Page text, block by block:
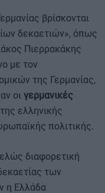
βρίσκονται
δεκαετιών», όπως
Πιερρακάκης
με τον
της Γερμανίας,
οι γερμανικές
ελληνικής
πολιτικής.
διαφορετική
των
η Ελλάδα